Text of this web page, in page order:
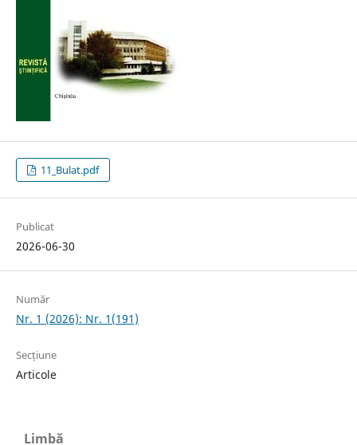
11_Bulat.pdf
Publicat
2026-06-30
Număr
Nr. 1 (2026): Nr. 1(191)
Secțiune
Articole
Limbă